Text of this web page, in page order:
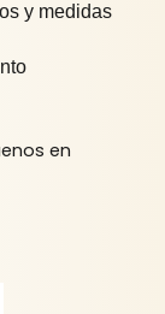
y medidas
en